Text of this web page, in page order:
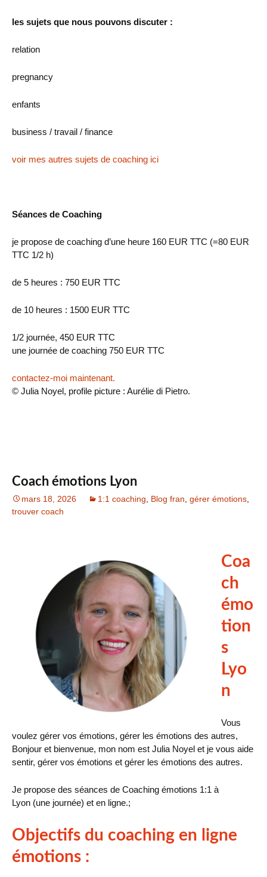
les sujets que nous pouvons discuter :
relation
pregnancy
enfants
business / travail / finance
voir mes autres sujets de coaching ici
Séances de Coaching
je propose de coaching d’une heure 160 EUR TTC (=80 EUR
TTC 1/2 h)
de 5 heures : 750 EUR TTC
de 10 heures : 1500 EUR TTC
1/2 journée, 450 EUR TTC
une journée de coaching 750 EUR TTC
contactez-moi maintenant.
© Julia Noyel, profile picture : Aurélie di Pietro.
Coach émotions Lyon
mars 18, 2026 1:1 coaching Blog fran gérer émotions
trouver coach
Coa
ch
émo
tion
s
Lyo
n
Vous
voulez gérer vos émotions, gérer les émotions des autres,
Bonjour et bienvenue, mon nom est Julia Noyel et je vous aide
sentir, gérer vos émotions et gérer les émotions des autres.
Je propose des séances de Coaching émotions 1:1 à
Lyon (une journée) et en ligne.;
Objectifs du coaching en ligne
émotions :